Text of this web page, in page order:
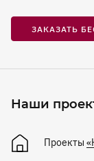
ЗАКАЗАТЬ
Наши
Проекты